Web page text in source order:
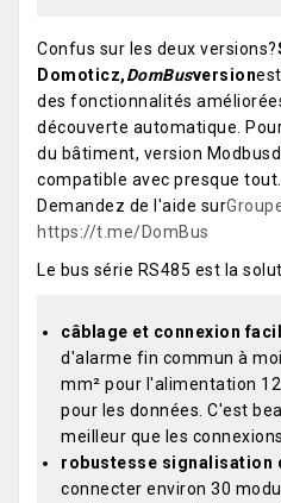
Confus sur les deux versions?
Domoticz,DomBusversion
des fonctionnalités
découverte automatique.
du bâtiment, version
compatible avec presque tout.
Demandez de l'aide sur
https://t.me/DomBus
Le bus série RS485 est la
câblage et connexion
d'alarme fin commun à
mm² pour l'alimentation
pour les données. C'est
meilleur que les
robustesse signalisation
connecter environ 30